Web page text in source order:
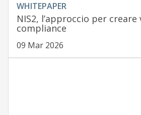
WHITEPAPER
NIS2, l’approccio per
compliance
09 Mar 2026